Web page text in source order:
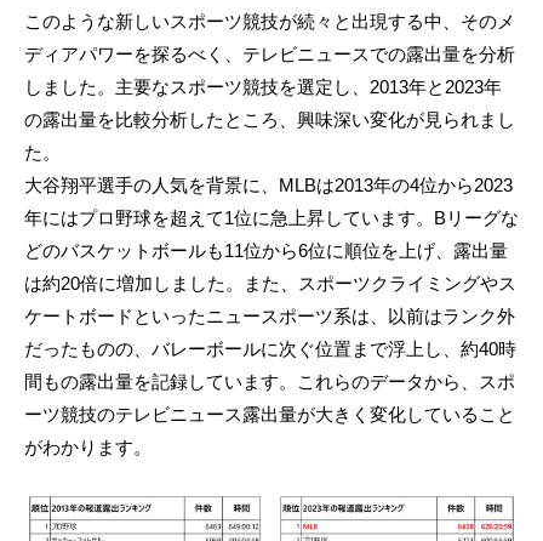
このような新しいスポーツ競技が続々と出現する中、そのメ
ディアパワーを探るべく、テレビニュースでの露出量を分析
しました。主要なスポーツ競技を選定し、2013年と2023年
の露出量を比較分析したところ、興味深い変化が見られまし
た。
大谷翔平選手の人気を背景に、MLBは2013年の4位から2023
年にはプロ野球を超えて1位に急上昇しています。Bリーグな
どのバスケットボールも11位から6位に順位を上げ、露出量
は約20倍に増加しました。また、スポーツクライミングやス
ケートボードといったニュースポーツ系は、以前はランク外
だったものの、バレーボールに次ぐ位置まで浮上し、約40時
間もの露出量を記録しています。これらのデータから、スポ
ーツ競技のテレビニュース露出量が大きく変化していること
がわかります。